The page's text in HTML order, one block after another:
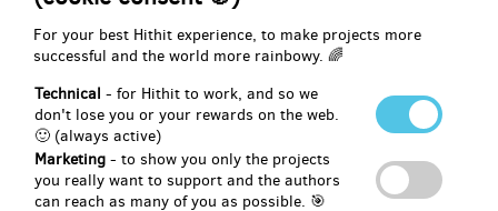
For your best Hithit experience, to make projects more
successful and the world more rainbowy. 🌈
Technical - for Hithit to work, and so we
don't lose you or your rewards on the web.
🙂 (always active)
Marketing - to show you only the projects
you really want to support and the authors
can reach as many of you as possible. 🎯
Adoptuj si svou zmrzlinu II
Nestihli jste si adoptovat svůj druh zmrzliny? Máte skvělý nápad, a
chcete ho zrealizovat i za větší cenu? Tak do toho! Napište, z čeho
chcete zmrzlinu vyrobit, a jak se má jmenovat. Ale prosím, ať je to
poživatelné;))